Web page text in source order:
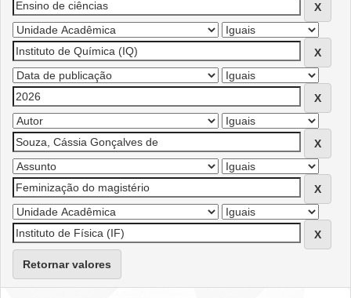
Retornar valores